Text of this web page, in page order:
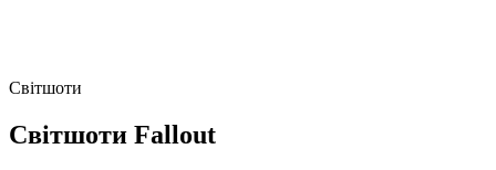
Світшоти
Світшоти Fallout